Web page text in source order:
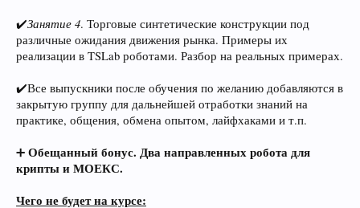
✔️Занятие 4. Торговые синтетические конструкции под
различные ожидания движения рынка. Примеры их
реализации в TSLab роботами. Разбор на реальных примерах.
✔️Все выпускники после обучения по желанию добавляются в
закрытую группу для дальнейшей отработки знаний на
практике, общения, обмена опытом, лайфхаками и т.п.
➕ Обещанный бонус. Два направленных робота для
крипты и МОЕКС.
Чего не будет на курсе: